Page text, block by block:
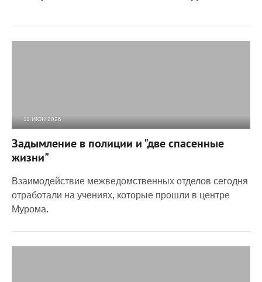
11 ИЮН 2026
Задымление в полиции и "две спасенные
жизни"
Взаимодействие межведомственных отделов сегодня
отработали на учениях, которые прошли в центре
Мурома.